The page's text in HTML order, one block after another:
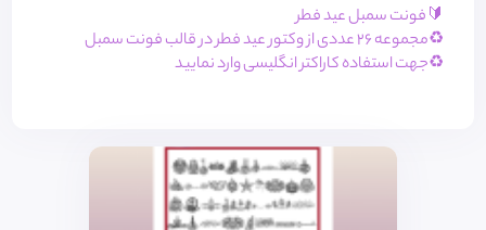
🔰فونت سمبل عید فطر
♻️مجموعه 26 عددی از وکتور عید فطر در قالب فونت سمبل
♻️جهت استفاده کاراکتر انگلیسی وارد نمایید